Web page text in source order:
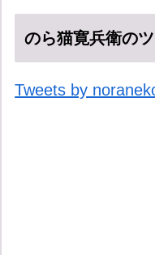
のら猫寛兵衛の
Tweets by